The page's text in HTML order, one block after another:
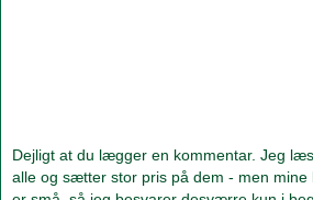
Dejligt at du lægger en kommentar. Jeg
alle og sætter stor pris på dem - men